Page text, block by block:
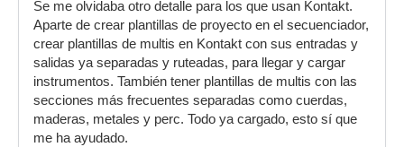
Se me olvidaba otro detalle para los que usan Kontakt.
Aparte de crear plantillas de proyecto en el secuenciador,
crear plantillas de multis en Kontakt con sus entradas y
salidas ya separadas y ruteadas, para llegar y cargar
instrumentos. También tener plantillas de multis con las
secciones más frecuentes separadas como cuerdas,
maderas, metales y perc. Todo ya cargado, esto sí que
me ha ayudado.